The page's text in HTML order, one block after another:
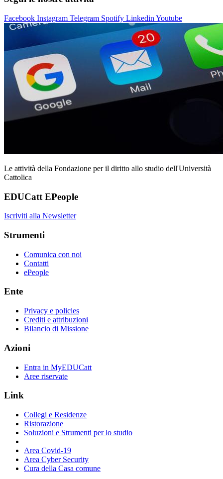
Facebook Instagram Telegram Spotify Linkedin Youtube
Le attività della Fondazione per il diritto allo studio dell'Università
Cattolica
EDUCatt EPeople
Iscriviti alla Newsletter
Strumenti
Comunica con noi
Contatti
ePeople
Ente
Privacy e policies
Crediti e attribuzioni
Bilancio di Missione
Azioni
Entra in MyEDUCatt
Aree riservate
Link
Collegi e Residenze
Ristorazione
Soluzioni e Strumenti per lo studio
Area Covid-19
Area Cyber Security
Cura della Casa comune